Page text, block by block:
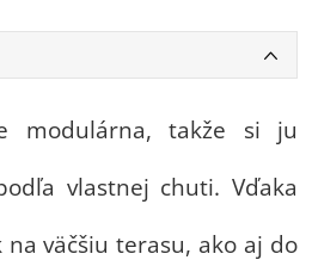
modulárna, takže si ju
vlastnej chuti. Vďaka
väčšiu terasu, ako aj do